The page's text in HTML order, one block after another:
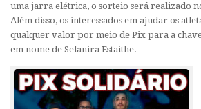
uma jarra elétrica, o sorteio será realizado
Além disso, os interessados em ajudar os
qualquer valor por meio de Pix para a chave
em nome de Selanira Estaithe.